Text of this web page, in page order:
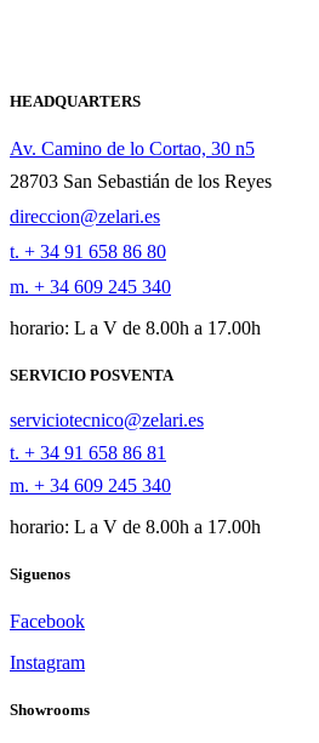
HEADQUARTERS
Av. Camino de lo Cortao, 30 n5
28703 San Sebastián de los Reyes
direccion@zelari.es
t. + 34 91 658 86 80
m. + 34 609 245 340
horario: L a V de 8.00h a 17.00h
SERVICIO POSVENTA
serviciotecnico@zelari.es
t. + 34 91 658 86 81
m. + 34 609 245 340
horario: L a V de 8.00h a 17.00h
Siguenos
Facebook
Instagram
Showrooms